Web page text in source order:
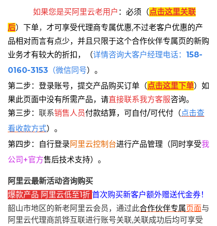
如果您是买阿里云老用户 ： 必须 （点击这里关联
后） 下单， 才可享受代理商专属优惠,不过老客户优惠的产
品相对而言有点少，并且只限于这个合作伙伴专属页的新购
业务才有较大的折扣，
（详情咨询大客户经理电话： 158-
0160-3153 （微信同号）。
第二步：登录账号，提交产品购买订单（点击这里下单） 如
果此页面中没有所需产品，请直接联系我方客服咨询。
第三步： 联系销售人员付款结算，可自付/可代付（点击查
看收款方式）。
第四步：自行登录阿里云控制台进行产品管理（同时享受我
公司+官方售后技术支持）。
阿里云最新活动咨询购买
爆款产品 阿里云低至1折 首次购买新客户额外赠送代金券！
韶山市地区的新老阿里云会员，通过此合作伙伴专属页面与
阿里云代理商凯铧互联进行账号关联,关联成功后均可享受